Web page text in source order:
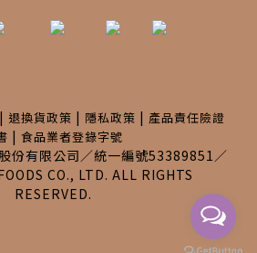
| 退換貨政策 | 隱私政策 | 產品責任險證
| 食品業者登錄字號
份有限公司／統一編號53389851／
CO., LTD. ALL RIGHTS
RESERVED.